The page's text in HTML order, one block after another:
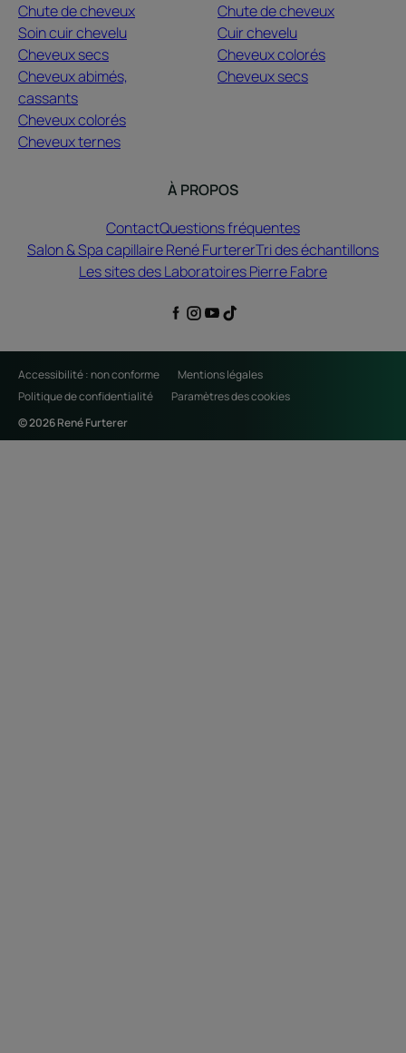
Chute de cheveux
Soin cuir chevelu
Cheveux secs
Cheveux abimés,
cassants
Cheveux colorés
Cheveux ternes
Chute de cheveux
Cuir chevelu
Cheveux colorés
Cheveux secs
À PROPOS
ContactQuestions fréquentes
Salon & Spa capillaire René FurtererTri des échantillons
Les sites des Laboratoires Pierre Fabre
Accessibilité : non conforme
Mentions légales
Politique de confidentialité
Paramètres des cookies
© 2026 René Furterer